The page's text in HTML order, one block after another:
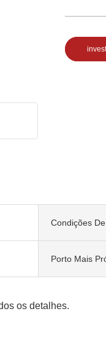
Condições
Porto Mais
os detalhes.